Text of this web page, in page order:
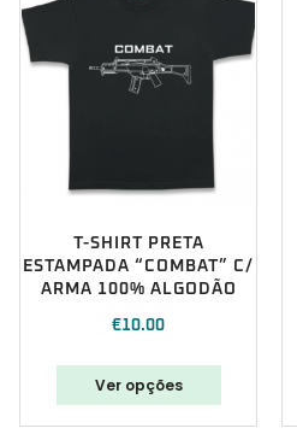
T-SHIRT PRETA
ESTAMPADA “COMBAT” C/
ARMA 100% ALGODÃO
€10.00
Ver opções